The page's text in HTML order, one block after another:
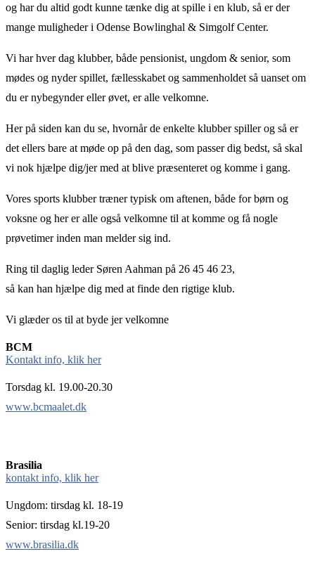
og har du altid godt kunne tænke dig at spille i en klub, så er der
mange muligheder i Odense Bowlinghal & Simgolf Center.
Vi har hver dag klubber, både pensionist, ungdom & senior, som
mødes og nyder spillet, fællesskabet og sammenholdet så uanset om
du er nybegynder eller øvet, er alle velkomne.
Her på siden kan du se, hvornår de enkelte klubber spiller og så er
det ellers bare at møde op på den dag, som passer dig bedst, så skal
vi nok hjælpe dig/jer med at blive præsenteret og komme i gang.
Vores sports klubber træner typisk om aftenen, både for børn og
voksne og her er alle også velkomne til at komme og få nogle
prøvetimer inden man melder sig ind.
Ring til daglig leder Søren Aahman på 26 45 46 23,
så kan han hjælpe dig med at finde den rigtige klub.
Vi glæder os til at byde jer velkomne
BCM
Kontakt info, klik her
Torsdag kl. 19.00-20.30
www.bcmaalet.dk
Brasilia
kontakt info, klik her
Ungdom: tirsdag kl. 18-19
Senior: tirsdag kl.19-20
www.brasilia.dk